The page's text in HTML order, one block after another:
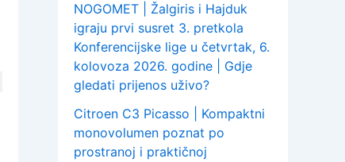
NOGOMET | Žalgiris i Hajduk
igraju prvi susret 3. pretkola
Konferencijske lige u četvrtak, 6.
kolovoza 2026. godine | Gdje
gledati prijenos uživo?
Citroen C3 Picasso | Kompaktni
monovolumen poznat po
prostranoj i praktičnoj